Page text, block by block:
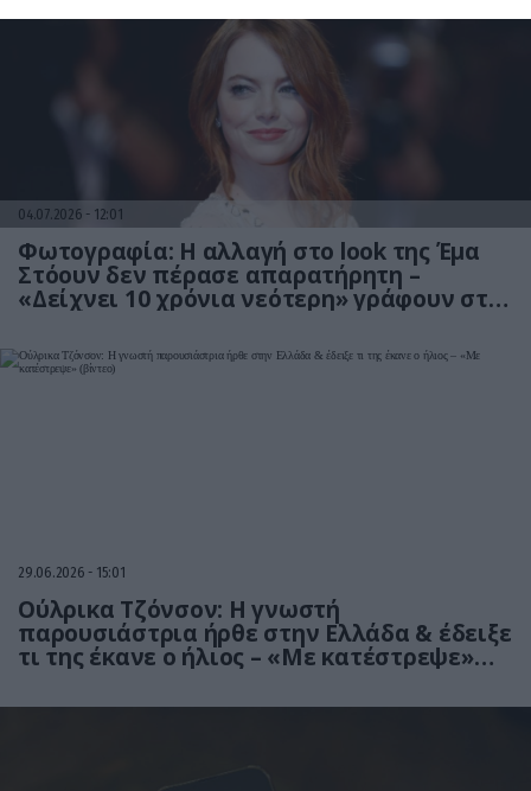
04.07.2026 12:01
Φωτογραφία: Η αλλαγή στο look της Έμα
Στόουν δεν πέρασε απαρατήρητη –
«Δείχνει 10 χρόνια νεότερη» γράφουν στα
29.06.2026 15:01
Ούλρικα Τζόνσον: Η γνωστή
παρουσιάστρια ήρθε στην Ελλάδα & έδειξε
τι της έκανε ο ήλιος – «Με κατέστρεψε»